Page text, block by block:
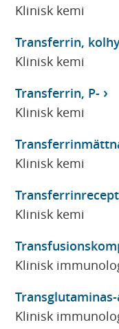
Klinisk kemi
Transferrin,
Klinisk kemi
Transferrin, P-
Klinisk kemi
Klinisk kemi
Klinisk kemi
Klinisk
Klinisk